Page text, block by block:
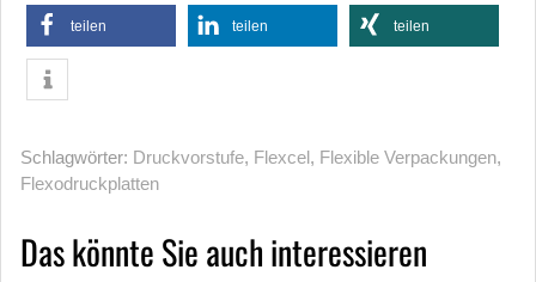
teilen teilen teilen
Schlagwörter: Druckvorstufe, Flexcel, Flexible Verpackungen,
Flexodruckplatten
Das könnte Sie auch interessieren